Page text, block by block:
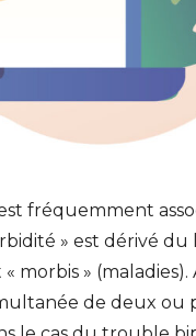
fréquemment
» est dérivé du
morbis » (maladies).
de deux ou